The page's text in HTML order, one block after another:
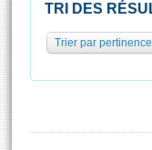
Pétitions
Statistiques et
Documents de
( Constitution |
TRI DES
Trier par pertinence